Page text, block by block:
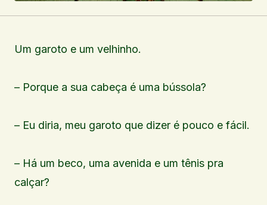
Um garoto e um velhinho.
– Porque a sua cabeça é uma bússola?
– Eu diria, meu garoto que dizer é pouco e fácil.
– Há um beco, uma avenida e um tênis pra
calçar?